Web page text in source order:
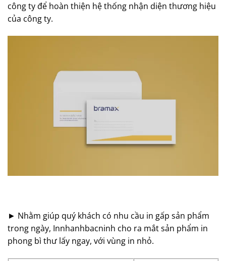
công ty để hoàn thiện hệ thống nhận diện thương hiệu
của công ty.
► Nhằm giúp quý khách có nhu cầu in gấp sản phẩm
trong ngày, Innhanhbacninh cho ra mắt sản phẩm in
phong bì thư lấy ngay, với vùng in nhỏ.